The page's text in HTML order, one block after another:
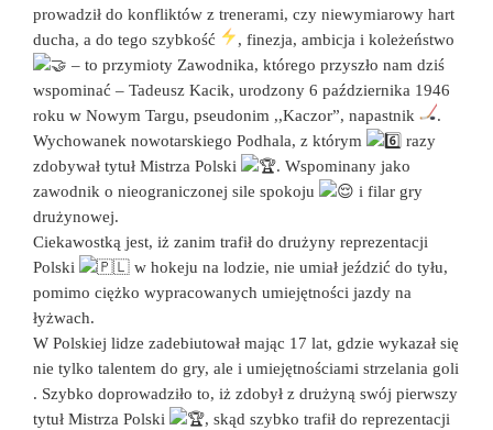
prowadził do konfliktów z trenerami, czy niewymiarowy hart
ducha, a do tego szybkość
, finezja, ambicja i koleżeństwo
– to przymioty Zawodnika, którego przyszło nam dziś
wspominać – Tadeusz Kacik, urodzony 6 października 1946
roku w Nowym Targu, pseudonim ,,Kaczor”, napastnik
.
Wychowanek nowotarskiego Podhala, z którym
razy
zdobywał tytuł Mistrza Polski
. Wspominany jako
zawodnik o nieograniczonej sile spokoju
i filar gry
drużynowej.
Ciekawostką jest, iż zanim trafił do drużyny reprezentacji
Polski
w hokeju na lodzie, nie umiał jeździć do tyłu,
pomimo ciężko wypracowanych umiejętności jazdy na
łyżwach.
W Polskiej lidze zadebiutował mając 17 lat, gdzie wykazał się
nie tylko talentem do gry, ale i umiejętnościami strzelania goli
. Szybko doprowadziło to, iż zdobył z drużyną swój pierwszy
tytuł Mistrza Polski
, skąd szybko trafił do reprezentacji